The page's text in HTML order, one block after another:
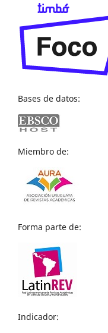
Bases de datos:
Miembro de:
Forma parte de:
Indicador: